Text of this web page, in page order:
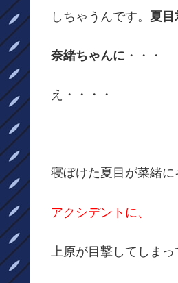
しちゃうんです。 夏目
奈緒ちゃんに ・・・
え・・・・
寝ぼけた夏目が菜緒
アクシデントに、
上原が目撃してしま